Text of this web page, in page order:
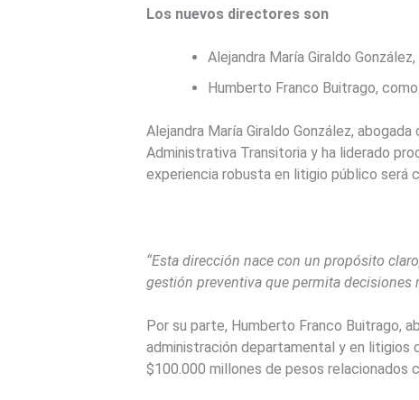
Los nuevos directores son
Alejandra María Giraldo
Humberto Franco Buitrago,
Alejandra María Giraldo González,
Administrativa Transitoria y ha liderado
experiencia robusta en litigio público será
“Esta dirección nace con un propósito
gestión preventiva que permita decisiones
Por su parte, Humberto Franco Buitrago,
administración departamental y en litigios
$100.000 millones de pesos relacionados